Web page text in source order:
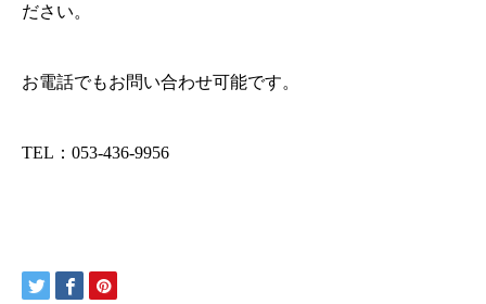
ださい。
お電話でもお問い合わせ可能です。
TEL：053-436-9956